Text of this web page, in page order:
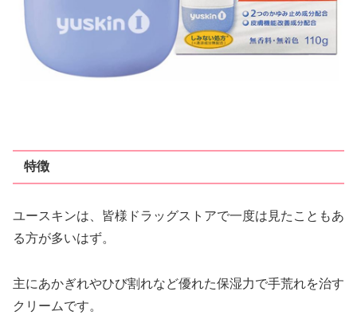
特徴
ユースキンは、皆様ドラッグストアで一度は見たこともあ
る方が多いはず。
主にあかぎれやひび割れなど優れた保湿力で手荒れを治す
クリームです。